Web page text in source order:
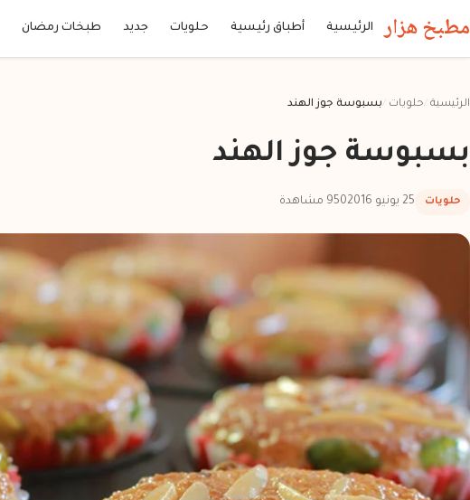
مطبخ هزار الرئيسية أطباق رئيسية حلويات جديد طبخات رمضان
الرئيسية حلويات بسبوسة جوز الهند
بسبوسة جوز الهند
حلويات 25 يونيو 2016 950 مشاهدة